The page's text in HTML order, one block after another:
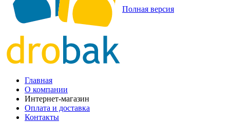
Полная версия
Главная
О компании
Интернет-магазин
Оплата и доставка
Контакты